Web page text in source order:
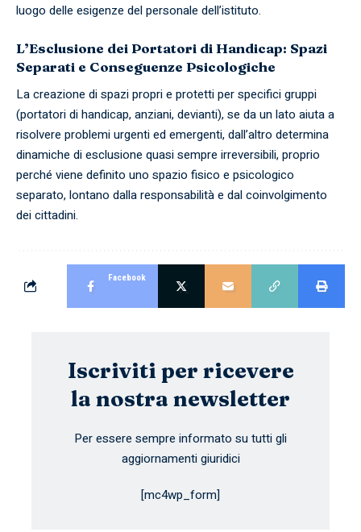
luogo delle esigenze del personale dell’istituto.
L’Esclusione dei Portatori di Handicap: Spazi
Separati e Conseguenze Psicologiche
La creazione di spazi propri e protetti per specifici gruppi
(portatori di handicap, anziani, devianti), se da un lato aiuta a
risolvere problemi urgenti ed emergenti, dall’altro determina
dinamiche di esclusione quasi sempre irreversibili, proprio
perché viene definito uno spazio fisico e psicologico
separato, lontano dalla responsabilità e dal coinvolgimento
dei cittadini.
Facebook
Iscriviti per ricevere
la nostra newsletter
Per essere sempre informato su tutti gli
aggiornamenti giuridici
[mc4wp_form]